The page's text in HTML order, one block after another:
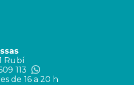
Rubí
113
de 16 a 20 h